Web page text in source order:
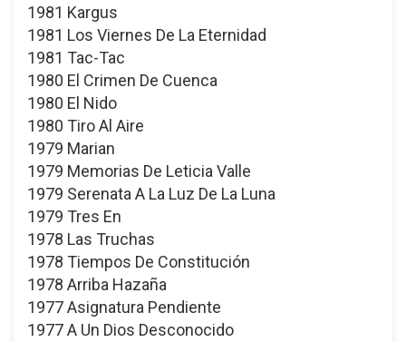
1981 Kargus
1981 Los Viernes De La Eternidad
1981 Tac-Tac
1980 El Crimen De Cuenca
1980 El Nido
1980 Tiro Al Aire
1979 Marian
1979 Memorias De Leticia Valle
1979 Serenata A La Luz De La Luna
1979 Tres En
1978 Las Truchas
1978 Tiempos De Constitución
1978 Arriba Hazaña
1977 Asignatura Pendiente
1977 A Un Dios Desconocido